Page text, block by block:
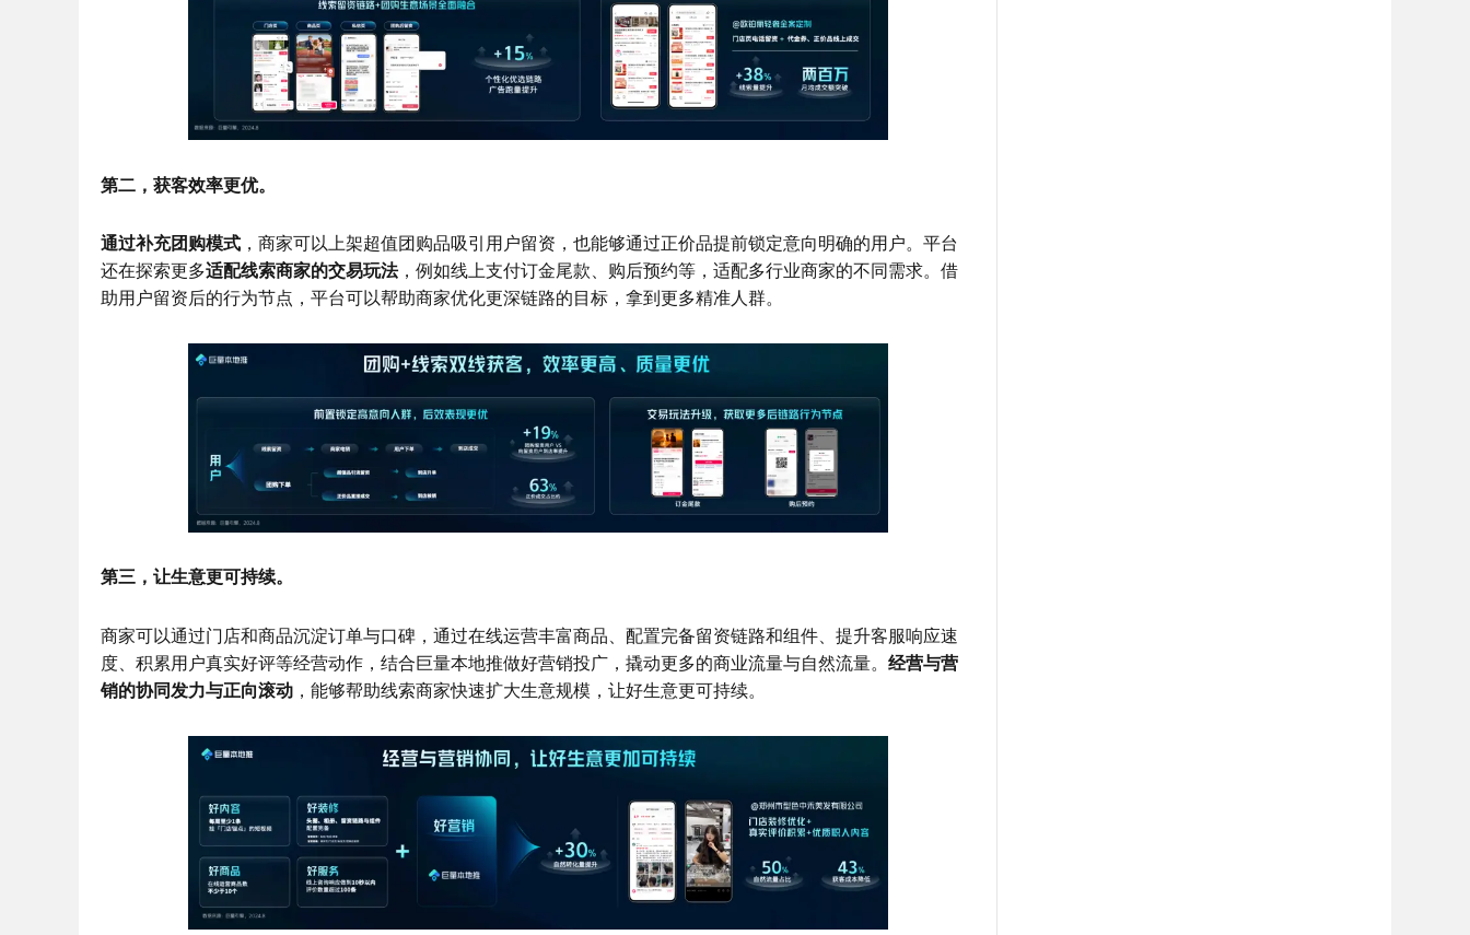
第二，获客效率更优。
通过补充团购模式 ，商家可以上架超值团购品吸引用户留资，也能够通过正价品提前锁定意向明确的用户。平台
还在探索更多适配线索商家的交易玩法，例如线上支付订金尾款、购后预约等，适配多行业商家的不同需求。借
助用户留资后的行为节点，平台可以帮助商家优化更深链路的目标，拿到更多精准人群。
第三，让生意更可持续。
商家可以通过门店和商品沉淀订单与口碑，通过在线运营丰富商品、配置完备留资链路和组件、提升客服响应速
度、积累用户真实好评等经营动作，结合巨量本地推做好营销投广，撬动更多的商业流量与自然流量。 经营与营
销的协同发力与正向滚动 ，能够帮助线索商家快速扩大生意规模，让好生意更可持续。